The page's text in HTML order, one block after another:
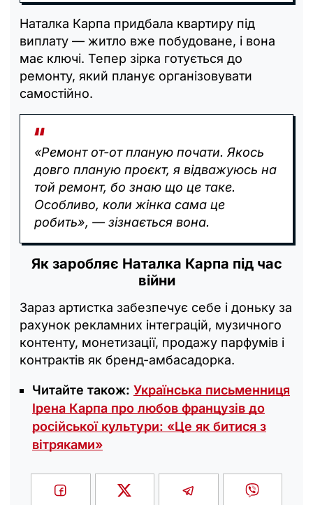
Наталка Карпа придбала квартиру під
виплату — житло вже побудоване, і вона
має ключі. Тепер зірка готується до
ремонту, який планує організовувати
самостійно.
«Ремонт от-от планую почати. Якось
довго планую проєкт, я відважуюсь на
той ремонт, бо знаю що це таке.
Особливо, коли жінка сама це
робить», — зізнається вона.
Як заробляє Наталка Карпа під час
війни
Зараз артистка забезпечує себе і доньку за
рахунок рекламних інтеграцій, музичного
контенту, монетизації, продажу парфумів і
контрактів як бренд-амбасадорка.
Читайте також: Українська письменниця
Ірена Карпа про любов французів до
російської культури: «Це як битися з
вітряками»